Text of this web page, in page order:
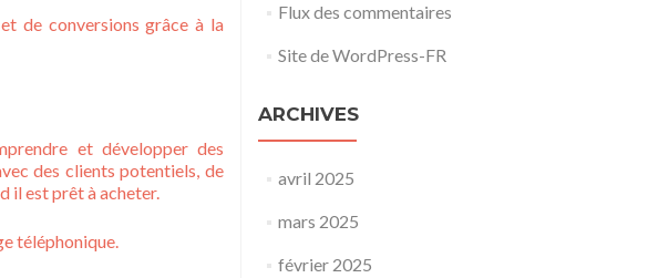
de conversions grâce à la
et développer des
des clients potentiels, de
il est prêt à acheter.
téléphonique.
Flux des commentaires
Site de WordPress-FR
ARCHIVES
avril 2025
mars 2025
février 2025